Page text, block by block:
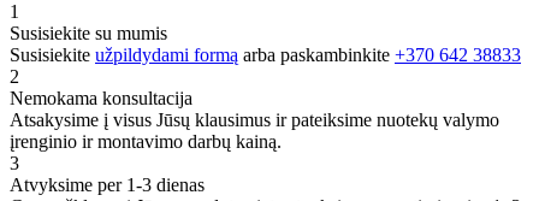
1
Susisiekite su mumis
Susisiekite užpildydami formą arba paskambinkite +370 642 38833
2
Nemokama konsultacija
Atsakysime į visus Jūsų klausimus ir pateiksime nuotekų valymo
įrenginio ir montavimo darbų kainą.
3
Atvyksime per 1-3 dienas